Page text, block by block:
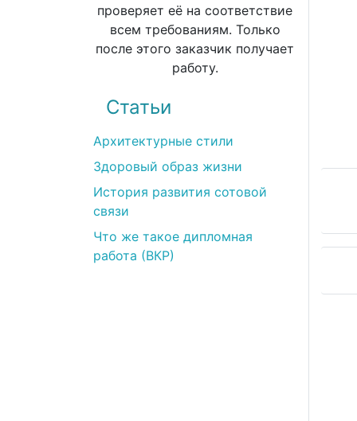
проверяет её на соответствие
всем требованиям. Только
после этого заказчик получает
работу.
Статьи
Архитектурные стили
Здоровый образ жизни
История развития сотовой
связи
Что же такое дипломная
работа (ВКР)
Все прекрасно! Наивысшее качество
Возникло несколько вопросов на
получения работы. Но менеджер